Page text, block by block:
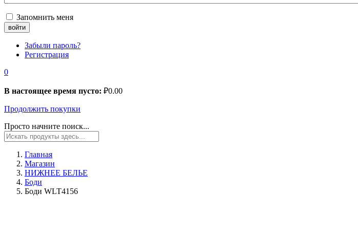
Запомнить меня
Забыли пароль?
Регистрация
0
В настоящее время пусто: ₽0.00
Продолжить покупки
Просто начните поиск...
Главная
Магазин
НИЖНЕЕ БЕЛЬЕ
Боди
Боди WLT4156